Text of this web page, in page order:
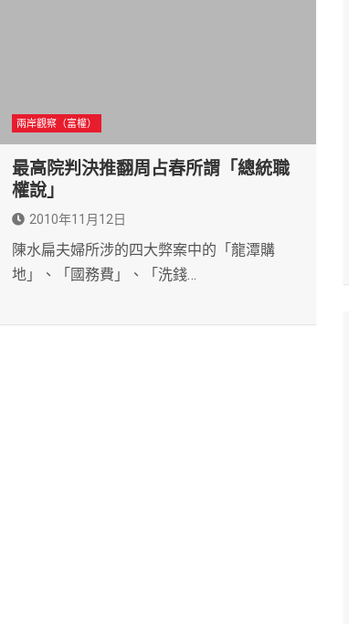
兩岸觀察（富權）
最高院判決推翻周占春所謂「總統職
權說」
2010年11月12日
陳水扁夫婦所涉的四大弊案中的「龍潭購
地」、「國務費」、「洗錢…